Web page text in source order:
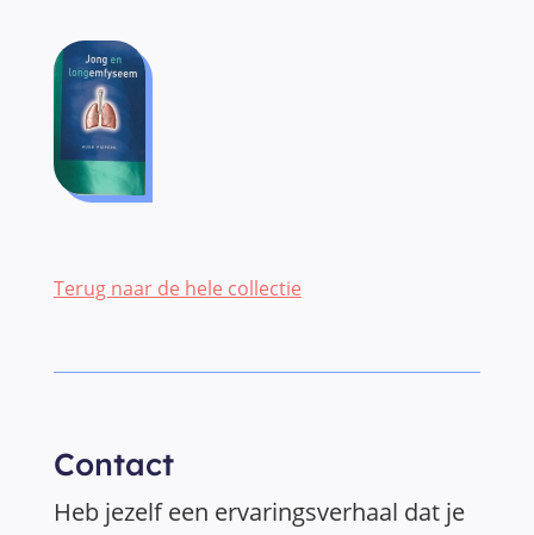
Terug naar de hele collectie
Contact
Heb jezelf een ervaringsverhaal dat je